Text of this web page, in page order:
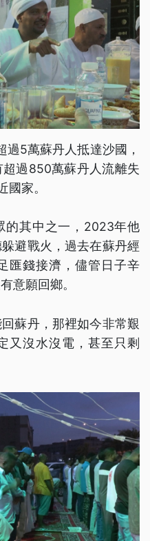
過5萬蘇丹人抵達沙國，
過850萬蘇丹人流離失
國家。
的其中之一，2023年他
避戰火，過去在蘇丹經
匯錢接濟，儘管日子辛
意願回鄉。
蘇丹，那裡如今非常艱
又沒水沒電，甚至只剩